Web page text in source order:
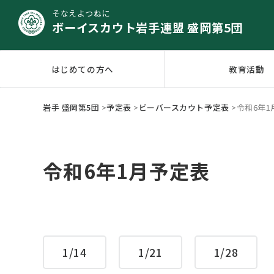
そなえよつねに
ボーイスカウト岩手連盟 盛岡第5団
はじめての方へ 教育活動
岩手 盛岡第5団 >予定表 > ビーバースカウト予定表 >令和6年1
令和6年1月予定表
1/14 1/21 1/28